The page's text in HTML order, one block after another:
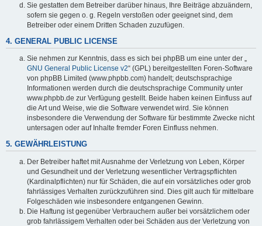
Sie gestatten dem Betreiber darüber hinaus, Ihre Beiträge abzuändern,
sofern sie gegen o. g. Regeln verstoßen oder geeignet sind, dem
Betreiber oder einem Dritten Schaden zuzufügen.
4. GENERAL PUBLIC LICENSE
Sie nehmen zur Kenntnis, dass es sich bei phpBB um eine unter der „
GNU General Public License v2“ (GPL) bereitgestellten Foren-Software
von phpBB Limited (www.phpbb.com) handelt; deutschsprachige
Informationen werden durch die deutschsprachige Community unter
www.phpbb.de zur Verfügung gestellt. Beide haben keinen Einfluss auf
die Art und Weise, wie die Software verwendet wird. Sie können
insbesondere die Verwendung der Software für bestimmte Zwecke nicht
untersagen oder auf Inhalte fremder Foren Einfluss nehmen.
5. GEWÄHRLEISTUNG
Der Betreiber haftet mit Ausnahme der Verletzung von Leben, Körper
und Gesundheit und der Verletzung wesentlicher Vertragspflichten
(Kardinalpflichten) nur für Schäden, die auf ein vorsätzliches oder grob
fahrlässiges Verhalten zurückzuführen sind. Dies gilt auch für mittelbare
Folgeschäden wie insbesondere entgangenen Gewinn.
Die Haftung ist gegenüber Verbrauchern außer bei vorsätzlichem oder
grob fahrlässigem Verhalten oder bei Schäden aus der Verletzung von